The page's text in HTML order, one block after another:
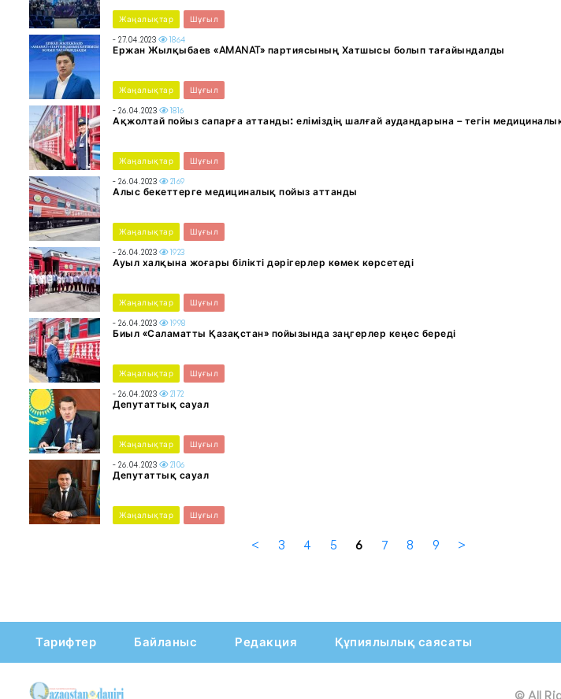
Жаңалықтар Шұғыл
- 27.04.2023 1864
Ержан Жылқыбаев «AMANAT» партиясының Хатшысы болып тағайындалды
Жаңалықтар Шұғыл
- 26.04.2023 1816
Ақжолтай пойыз сапарға аттанды: еліміздің шалғай аудандарына – тегін
Жаңалықтар Шұғыл
- 26.04.2023 2169
Алыс бекеттерге медициналық пойыз аттанды
Жаңалықтар Шұғыл
- 26.04.2023 1923
Ауыл халқына жоғары білікті дәрігерлер көмек көрсетеді
Жаңалықтар Шұғыл
- 26.04.2023 1998
Биыл «Саламатты Қазақстан» пойызында заңгерлер кеңес береді
Жаңалықтар Шұғыл
- 26.04.2023 2172
Депутаттық сауал
Жаңалықтар Шұғыл
- 26.04.2023 2106
Депутаттық сауал
Жаңалықтар Шұғыл
< 3 4 5 6 7 8 9 >
Тарифтер Байланыс Редакция Құпиялылық саясаты
© All